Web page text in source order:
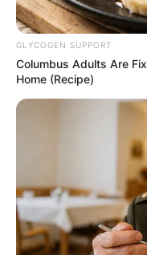
GLYCOGEN SUPPORT
Columbus Adults Are
Home (Recipe)